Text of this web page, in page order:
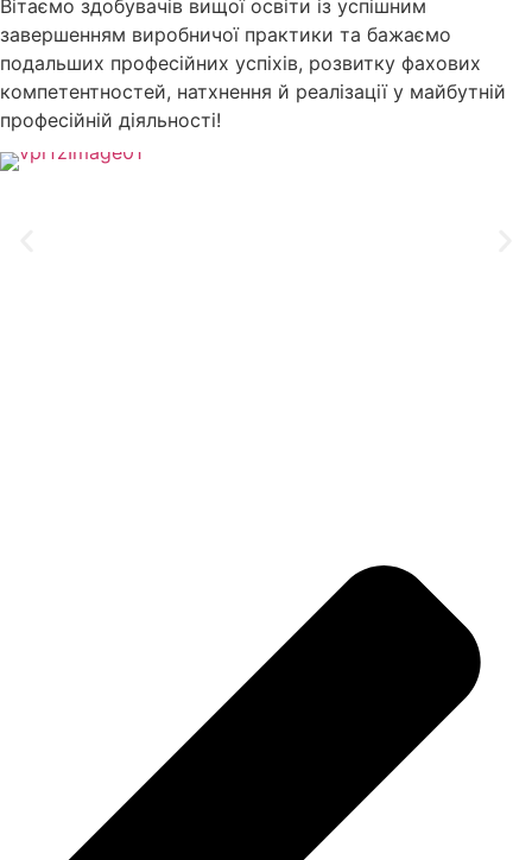
Вітаємо здобувачів вищої освіти із успішним
завершенням виробничої практики та бажаємо
подальших професійних успіхів, розвитку фахових
компетентностей, натхнення й реалізації у майбутній
професійній діяльності!